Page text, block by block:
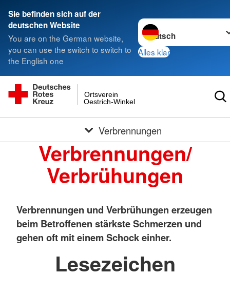
Sie befinden sich auf der
deutschen Website
You are on the German website,
you can use the switch to switch to
the English one
Sprache wechseln zu
Alles klar
Oestrich-Winkel
Ortsverein
Verbrennungen
Verbrennungen/
Verbrühungen
Verbrennungen und Verbrühungen erzeugen
beim Betroffenen stärkste Schmerzen und
gehen oft mit einem Schock einher.
Lesezeichen